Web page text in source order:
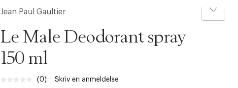
Jean Paul Gaultier
Le Male Deodorant spray
150 ml
Ingen
(0) Skriv en anmeldelse